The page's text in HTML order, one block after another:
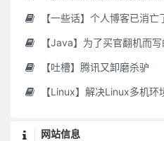
【一些话】个人博客已消亡
【Java】为了买官翻机而
【吐槽】腾讯又卸磨杀驴
【Linux】解决Linux多机环境
网站信息